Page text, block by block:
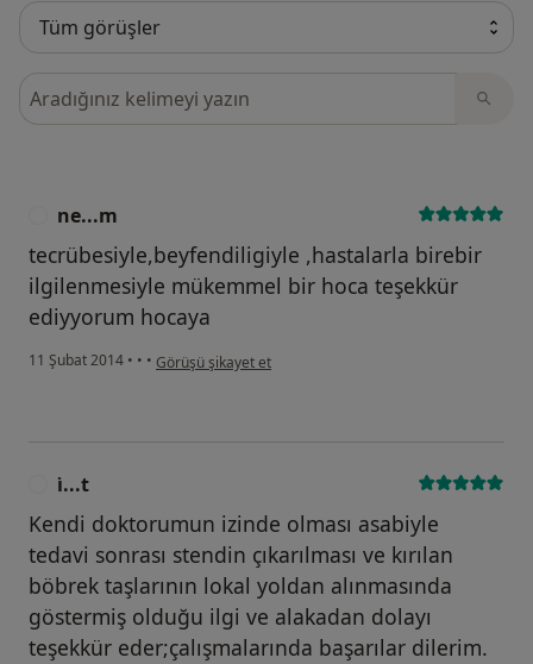
Görüşler içerisinde ara
ne...m
tecrübesiyle,beyfendiligiyle ,hastalarla birebir
ilgilenmesiyle mükemmel bir hoca teşekkür
ediyyorum hocaya
11 Şubat 2014 • • • kullanıcının görüşüne göre ne...m
Görüşü şikayet et
i̇...t
Kendi doktorumun izinde olması asabiyle
tedavi sonrası stendin çıkarılması ve kırılan
böbrek taşlarının lokal yoldan alınmasında
göstermiş olduğu ilgi ve alakadan dolayı
teşekkür eder;çalışmalarında başarılar dilerim.